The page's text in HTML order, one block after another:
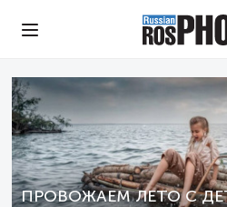
ПРОВОЖАЕМ ЛЕТО С